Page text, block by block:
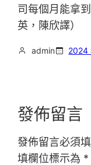
司每個月能拿
英，陳欣譯）
admin 2024
發佈留言
發佈留言必須
填欄位標示為 *